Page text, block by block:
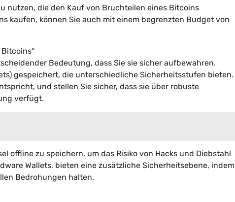
nutzen, die den Kauf von Bruchteilen eines Bitcoins
kaufen, können Sie auch mit einem begrenzten Budget von
Bedeutung, dass Sie sie sicher aufbewahren.
gespeichert, die unterschiedliche Sicherheitsstufen bieten.
und stellen Sie sicher, dass sie über robuste
verfügt.
offline zu speichern, um das Risiko von Hacks und Diebstahl
Wallets, bieten eine zusätzliche Sicherheitsebene, indem
Bedrohungen halten.